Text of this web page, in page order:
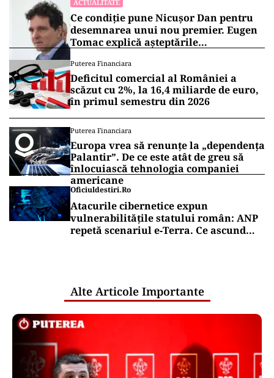
hidrografice ale râurilor Argeş, Vedea, Călmăţui
şi fluviul Dunărea
Vrei să fii mereu la curent cu toate știrile? Urmărește
Puterea.ro și pe canalul de WhatsApp
ACTUALITATE
Încă o fabrică auto a pus lacătul în
România. Industria pierde 1.200 de
angajați pe lună
ACTUALITATE
desemnarea unui nou premier. Eugen
Tomac explică așteptările
președintelui
Europa vrea să renunțe la „dependența
înlocuiască tehnologia companiei
americane
Oficiuldestiri.ro